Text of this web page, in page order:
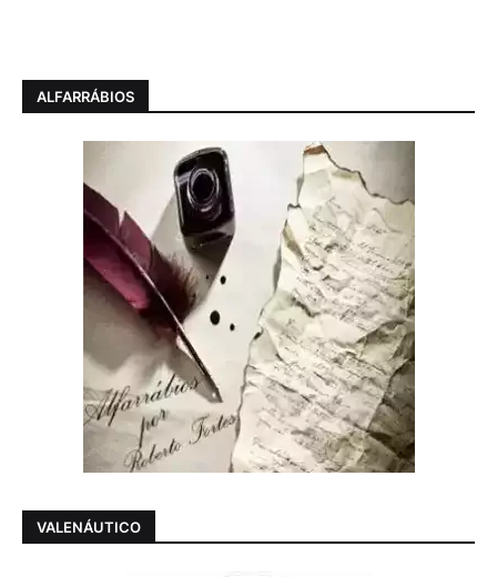
ALFARRÁBIOS
VALENÁUTICO